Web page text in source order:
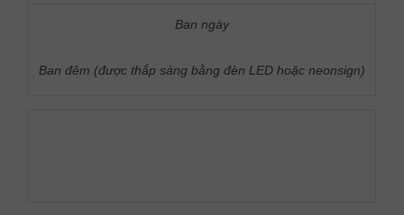
Ban ngày
Ban đêm (được thắp sáng bằng đèn LED hoặc neonsign)